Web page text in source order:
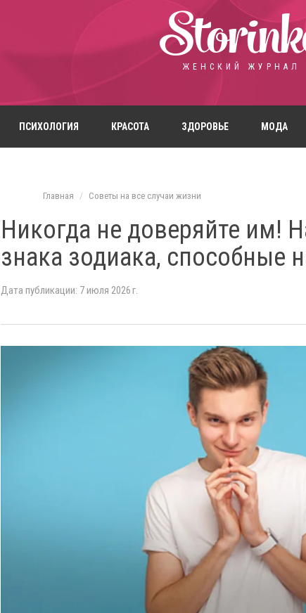
ЖЕНСКИЙ ЖУРНАЛ
ПСИХОЛОГИЯ КРАСОТА ЗДОРОВЬЕ МОДА
Главная Советы на все случаи жизни
Никогда не доверяйте им!
знака зодиака, способные
Дата публикации: 7 июля 2026 г.